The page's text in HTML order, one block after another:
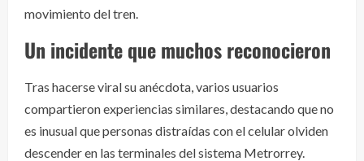
movimiento del tren.
Un incidente que muchos reconocieron
Tras hacerse viral su anécdota, varios usuarios
compartieron experiencias similares, destacando que no
es inusual que personas distraídas con el celular olviden
descender en las terminales del sistema Metrorrey.